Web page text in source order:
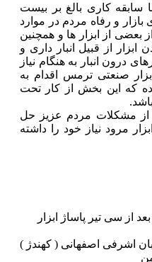
سابقه کاری بالغ بر بیست
نیاز های بازار و رفاه مردم در موارد
بعضی از ابزار ها و همچنین
ابزار از قبیل انبار داری و
درون انبار به هنگام نیاز
صنعتی ترمس اقدام به
که این بخش از کار تحت
از مشکلات مردم عزیز حل
مرود نیاز خود را داشته
از سی تیر پاساژ ابزار
اشرفی اصفهانی ( کهندژ )